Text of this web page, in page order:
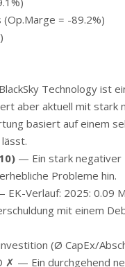
= -89.2%)
Technology ist
aber aktuell mit stark
basiert auf einem
— Ein stark negativer
Probleme hin.
Verlauf: 2025: 0.09
mit einem
(Ø CapEx/
✗ — Ein durchgehend